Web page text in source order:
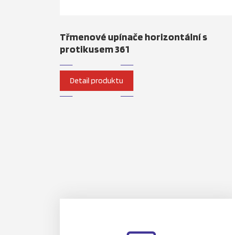
Třmenové upínače horizontální s
protikusem 361
Detail produktu